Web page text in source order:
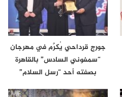
جورج قرداحي يُكرَّم في مهرجان
“سمفوني السادس” بالقاهرة
بصفته أحد “رسل السلام”